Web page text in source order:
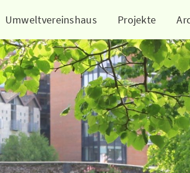
Umweltvereinshaus Projekte